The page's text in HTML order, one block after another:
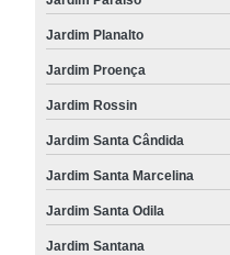
Jardim Planalto
Jardim Proença
Jardim Rossin
Jardim Santa Cândida
Jardim Santa Marcelina
Jardim Santa Odila
Jardim Santana